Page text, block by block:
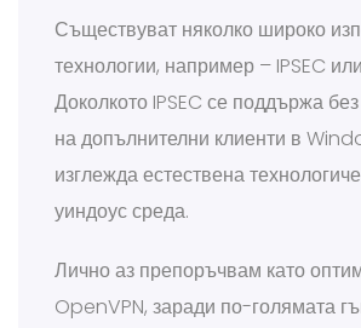
Съществуват няколко широко
технологии, например – IPSEC
Доколкото IPSEC се поддържа
на допълнителни клиенти в
изглежда естествена
уиндоус среда.
Лично аз препоръчвам като
OpenVPN, заради по-голямата